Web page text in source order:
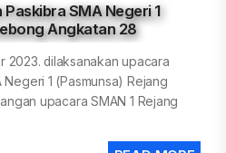
SMA Negeri 1
Angkatan 28
2023. dilaksanakan upacara
1 (Pasmunsa) Rejang
upacara SMAN 1 Rejang